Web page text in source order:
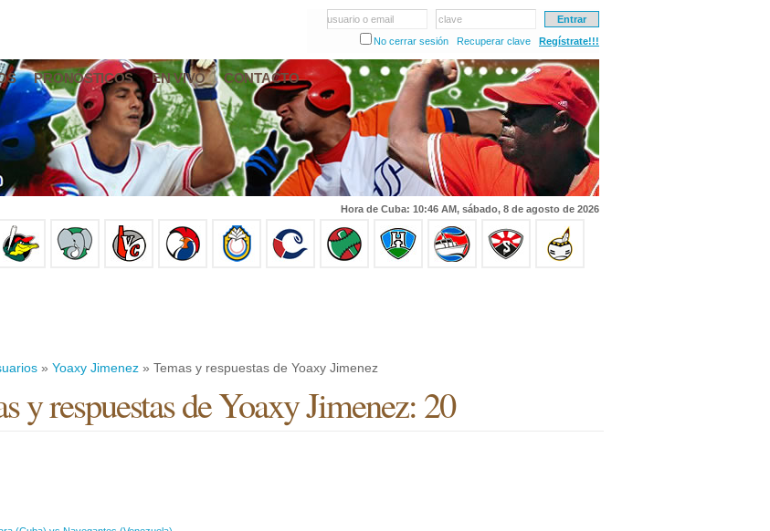
usuario o email
clave
No cerrar sesión
Recuperar clave Regístrate!!!
PRONÓSTICOS EN VIVO CONTACTO
Hora de Cuba: 10:46 AM, sábado, 8 de agosto de 2026
» Yoaxy Jimenez » Temas y respuestas de Yoaxy Jimenez
y respuestas de Yoaxy Jimenez: 20